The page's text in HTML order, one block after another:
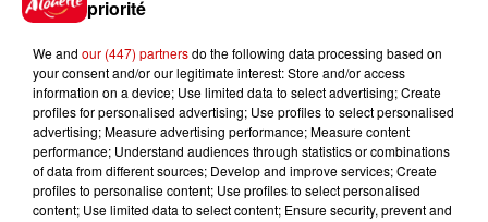
Alouette vous invite à
Futuroscope Xperiences !
Le Duel - Gagnez votre balade
priorité
We and our (447) partnersdo the following data processing based on
your consent and/or our legitimate interest: Store and/or access
information on a device; Use limited data to select advertising; Create
profiles for personalised advertising; Use profiles to select personalised
advertising; Measure advertising performance; Measure content
performance; Understand audiences through statistics or combinations
of data from different sources; Develop and improve services; Create
profiles to personalise content; Use profiles to select personalised
content; Use limited data to select content; Ensure security, prevent and